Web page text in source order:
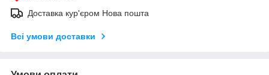
Доставка кур'єром Нова пошта
Всі умови доставки